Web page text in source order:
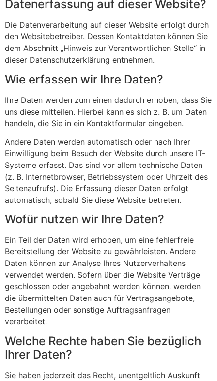
Datenerfassung auf dieser Website?
Die Datenverarbeitung auf dieser Website erfolgt durch
den Websitebetreiber. Dessen Kontaktdaten können Sie
dem Abschnitt „Hinweis zur Verantwortlichen Stelle“ in
dieser Datenschutzerklärung entnehmen.
Wie erfassen wir Ihre Daten?
Ihre Daten werden zum einen dadurch erhoben, dass Sie
uns diese mitteilen. Hierbei kann es sich z. B. um Daten
handeln, die Sie in ein Kontaktformular eingeben.
Andere Daten werden automatisch oder nach Ihrer
Einwilligung beim Besuch der Website durch unsere IT-
Systeme erfasst. Das sind vor allem technische Daten
(z. B. Internetbrowser, Betriebssystem oder Uhrzeit des
Seitenaufrufs). Die Erfassung dieser Daten erfolgt
automatisch, sobald Sie diese Website betreten.
Wofür nutzen wir Ihre Daten?
Ein Teil der Daten wird erhoben, um eine fehlerfreie
Bereitstellung der Website zu gewährleisten. Andere
Daten können zur Analyse Ihres Nutzerverhaltens
verwendet werden. Sofern über die Website Verträge
geschlossen oder angebahnt werden können, werden
die übermittelten Daten auch für Vertragsangebote,
Bestellungen oder sonstige Auftragsanfragen
verarbeitet.
Welche Rechte haben Sie bezüglich
Ihrer Daten?
Sie haben jederzeit das Recht, unentgeltlich Auskunft